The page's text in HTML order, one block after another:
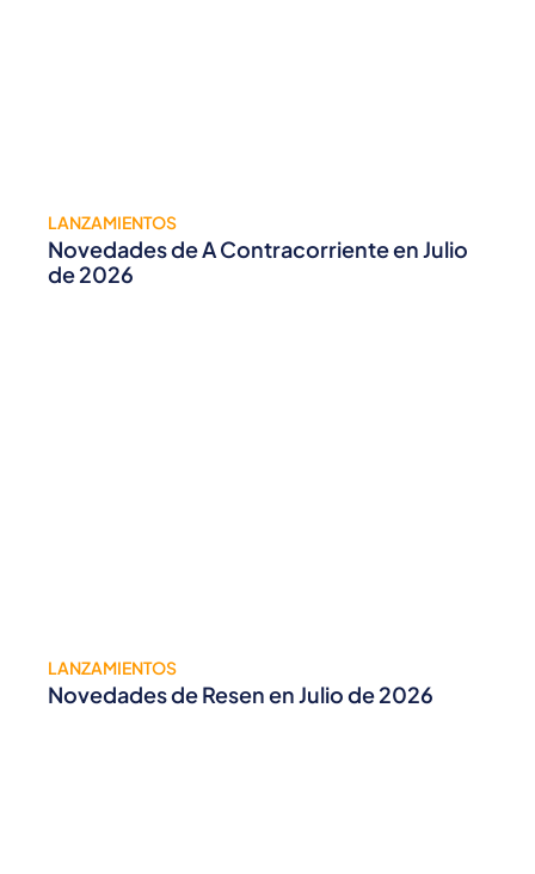
LANZAMIENTOS
Novedades de A Contracorriente en Julio
de 2026
LANZAMIENTOS
Novedades de Resen en Julio de 2026